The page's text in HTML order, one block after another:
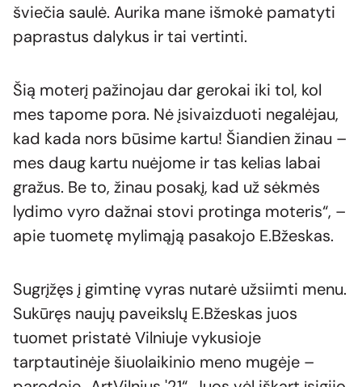
šviečia saulė. Aurika mane išmokė pamatyti
paprastus dalykus ir tai vertinti.
Šią moterį pažinojau dar gerokai iki tol, kol
mes tapome pora. Nė įsivaizduoti negalėjau,
kad kada nors būsime kartu! Šiandien žinau –
mes daug kartu nuėjome ir tas kelias labai
gražus. Be to, žinau posakį, kad už sėkmės
lydimo vyro dažnai stovi protinga moteris“, –
apie tuometę mylimąją pasakojo E.Bžeskas.
Sugrįžęs į gimtinę vyras nutarė užsiimti menu.
Sukūręs naujų paveikslų E.Bžeskas juos
tuomet pristatė Vilniuje vykusioje
tarptautinėje šiuolaikinio meno mugėje –